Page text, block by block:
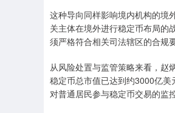
这种导向同样影响境内机构的境
关主体在境外进行稳定币布局的
须严格符合相关司法辖区的合规要
从风险处置与监管策略来看，赵
稳定币总市值已达到约3000亿
对普通居民参与稳定币交易的监